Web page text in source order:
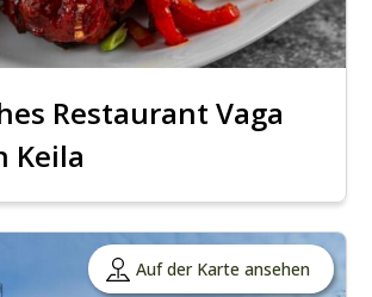
Restaurant Vaga
Keila
Auf der Karte ansehen